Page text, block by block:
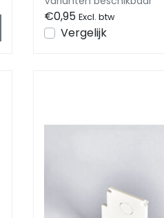
€0,95 Excl. btw
Vergelijk